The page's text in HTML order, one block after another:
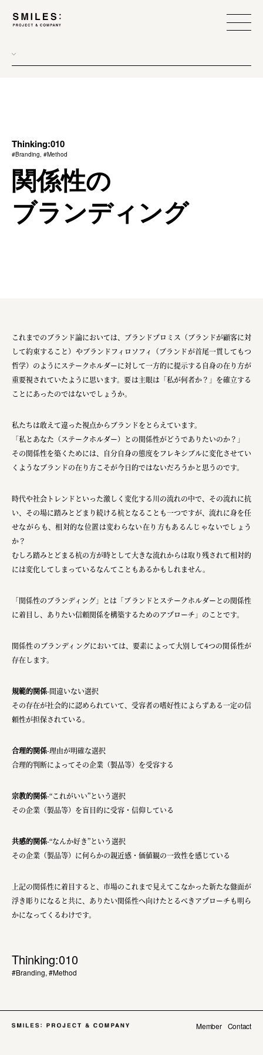
scope
team management
method
Thinking:010
#Branding, #Method
関係性の
ブランディング
これまでのブランド論においては、ブランドプロミス（ブランドが顧客に対
して約束すること）やブランドフィロソフィ（ブランドが首尾一貫してもつ
哲学）のようにステークホルダーに対して一方的に提示する自身の在り方が
重要視されていたように思います。要は主眼は「私が何者か？」を確立する
ことにあったのではないでしょうか。
私たちは敢えて違った視点からブランドをとらえています。
「私とあなた（ステークホルダー）との関係性がどうでありたいのか？」
その関係性を築くためには、自分自身の態度をフレキシブルに変化させてい
くようなブランドの在り方こそが今日的ではないだろうかと思うのです。
時代や社会トレンドといった激しく変化する川の流れの中で、その流れに抗
い、その場に踏みとどまり続ける杭となることも一つですが、流れに身を任
せながらも、相対的な位置は変わらない在り方もあるんじゃないでしょう
か？
むしろ踏みとどまる杭の方が時として大きな流れからは取り残されて相対的
には変化してしまっているなんてこともあるかもしれません。
「関係性のブランディング」とは「ブランドとステークホルダーとの関係性
に着目し、ありたい信頼関係を構築するためのアプローチ」のことです。
関係性のブランディングにおいては、要素によって大別して4つの関係性が
存在します。
規範的関係-間違いない選択
その存在が社会的に認められていて、受容者の嗜好性によらずある一定の信
頼性が担保されている。
合理的関係-理由が明確な選択
合理的判断によってその企業（製品等）を受容する
宗教的関係-“これがいい”という選択
その企業（製品等）を盲目的に受容・信仰している
共感的関係-“なんか好き”という選択
その企業（製品等）に何らかの親近感・価値観の一致性を感じている
上記の関係性に着目すると、市場のこれまで見えてこなかった新たな盤面が
浮き彫りになると共に、ありたい関係性へ向けたとるべきアプローチも明ら
かになってくるわけです。
Thinking:010
#Branding, #Method
Member Contact